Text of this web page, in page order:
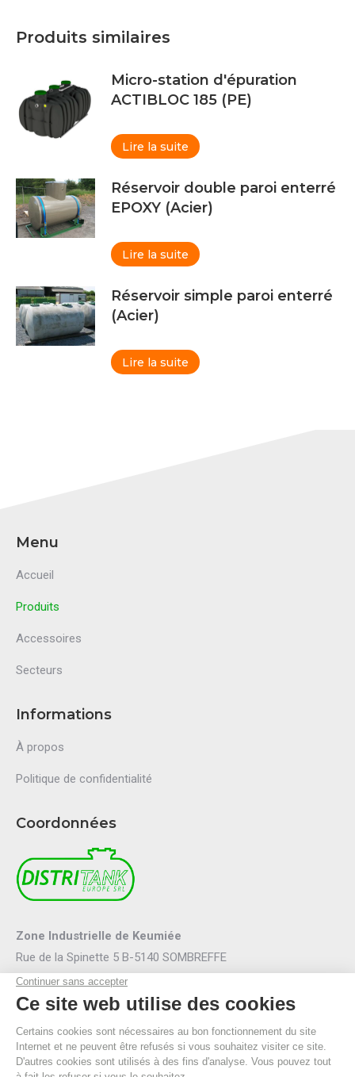
Produits similaires
Micro-station d'épuration
ACTIBLOC 185 (PE)
Lire la suite
Réservoir double paroi enterré
EPOXY (Acier)
Lire la suite
Réservoir simple paroi enterré
(Acier)
Lire la suite
Menu
Accueil
Produits
Accessoires
Secteurs
Informations
À propos
Politique de confidentialité
Coordonnées
Zone Industrielle de Keumiée
Rue de la Spinette 5 B-5140 SOMBREFFE
Mail :info@distritank.be
Tel.: 071/88 81 46
Fax : 071/88 94 53
R.P.M. Namur
TVA BE 0474.635.054